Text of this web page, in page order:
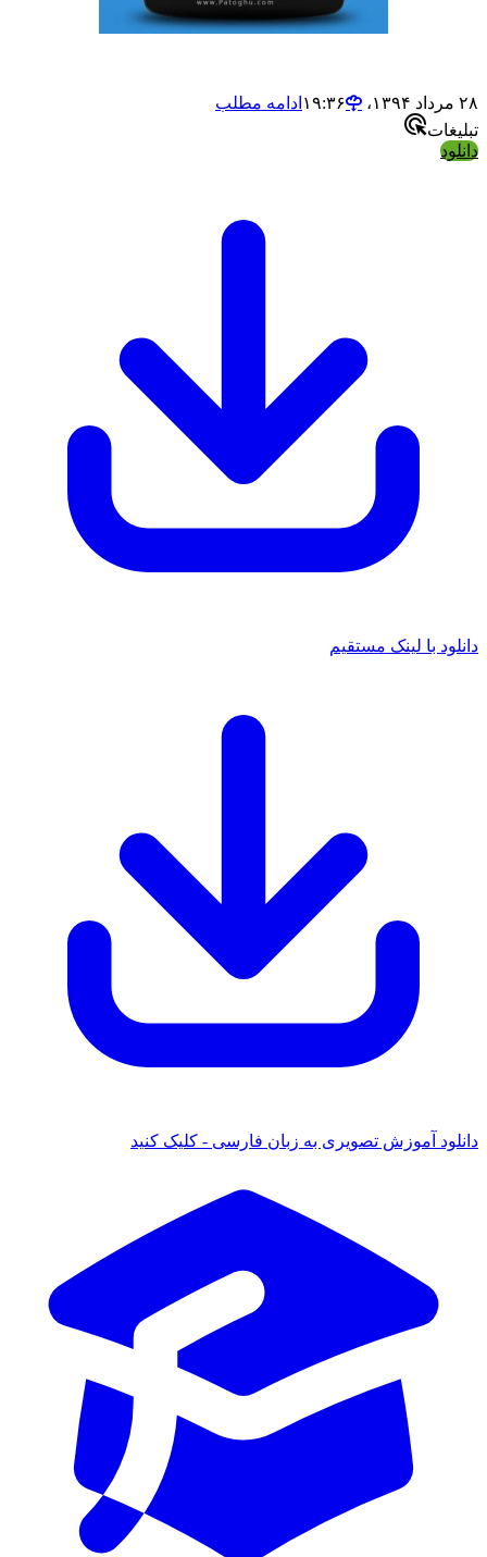
ادامه مطلب
با لینک مستقیم
آموزش تصویری به زبان فارسی - کلیک کنید